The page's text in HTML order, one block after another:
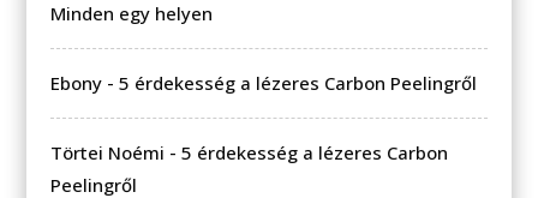
Minden egy helyen
Ebony -5 érdekesség a lézeres Carbon Peelingről
Törtei Noémi -5 érdekesség a lézeres Carbon
Peelingről